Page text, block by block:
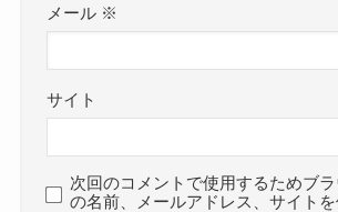
メール ※
サイト
次回のコメントで使用するためブ
の名前、メールアドレス、サイトを